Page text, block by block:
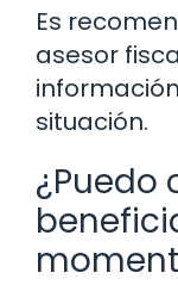
Es
asesor
situación.
¿Puedo